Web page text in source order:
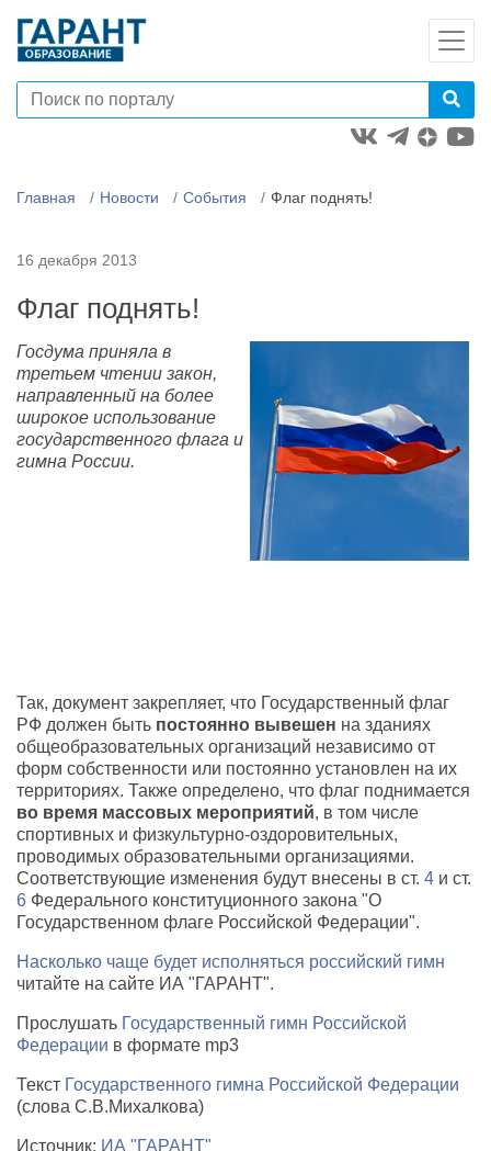
Главная Новости События Флаг поднять!
16 декабря 2013
Флаг поднять!
Госдума приняла в
третьем чтении закон,
направленный на более
широкое использование
государственного флага и
гимна России.
Так, документ закрепляет, что Государственный флаг
РФ должен быть постоянно вывешен на зданиях
общеобразовательных организаций независимо от
форм собственности или постоянно установлен на их
территориях. Также определено, что флаг поднимается
во время массовых мероприятий, в том числе
спортивных и физкультурно-оздоровительных,
проводимых образовательными организациями.
Соответствующие изменения будут внесены в ст. 4 и ст.
6 Федерального конституционного закона "О
Государственном флаге Российской Федерации".
Насколько чаще будет исполняться российский гимн
читайте на сайте ИА "ГАРАНТ".
Прослушать Государственный гимн Российской
Федерации в формате mp3
Текст Государственного гимна Российской Федерации
(слова С.В.Михалкова)
Источник: ИА "ГАРАНТ"